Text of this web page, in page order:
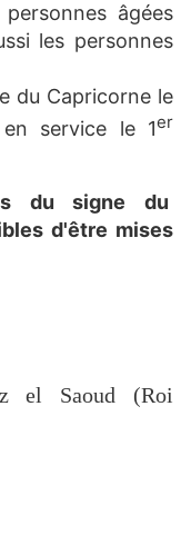
âgées
les personnes
du Capricorne le
service le 1er
du signe du
d'être mises
el Saoud (Roi